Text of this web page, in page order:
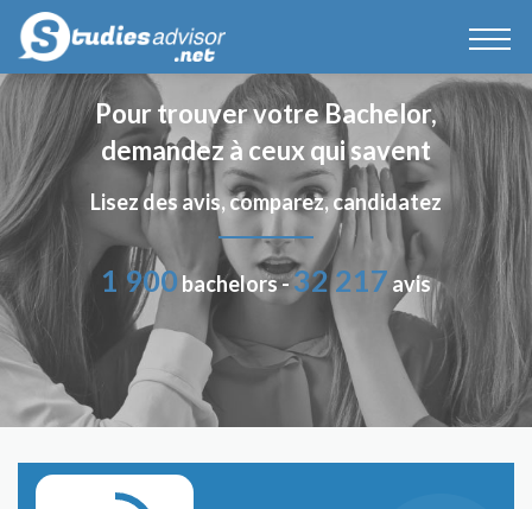
Pour trouver votre Bachelor,
demandez à ceux qui savent
Lisez des avis, comparez, candidatez
1 900 bachelors -32 217 avis